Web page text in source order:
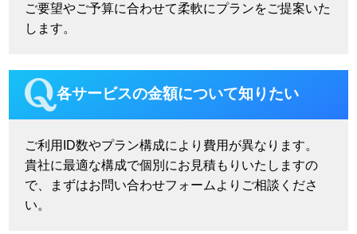
ご要望やご予算に合わせて柔軟にプランをご提案いた
します。
各サービスの金額について知りたい
ご利用ID数やプラン構成により費用が異なります。
貴社に最適な構成で個別にお見積もりいたしますの
で、まずはお問い合わせフォームよりご相談くださ
い。